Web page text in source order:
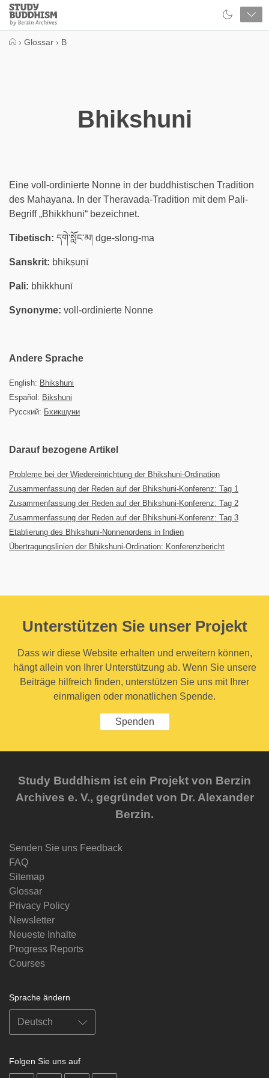
Close
Study
Buddhism
› Glossar › B
Bhikshuni
Eine voll-ordinierte Nonne in der buddhistischen Tradition
des Mahayana. In der Theravada-Tradition mit dem Pali-
Begriff „Bhikkhuni“ bezeichnet.
Tibetisch: དགེ་སློང་མ། dge-slong-ma
Sanskrit: bhikṣuṇī
Pali: bhikkhunī
Synonyme: voll-ordinierte Nonne
Andere Sprache
English: Bhikshuni
Español: Bikshuni
Русский: Бхикшуни
Darauf bezogene Artikel
Probleme bei der Wiedereinrichtung der Bhikshuni-Ordination
Zusammenfassung der Reden auf der Bhikshuni-Konferenz: Tag 1
Zusammenfassung der Reden auf der Bhikshuni-Konferenz: Tag 2
Zusammenfassung der Reden auf der Bhikshuni-Konferenz: Tag 3
Etablierung des Bhikshuni-Nonnenordens in Indien
Übertragungslinien der Bhikshuni-Ordination: Konferenzbericht
Unterstützen Sie unser Projekt
Dass wir diese Website erhalten und erweitern können,
hängt allein von Ihrer Unterstützung ab. Wenn Sie unsere
Beiträge hilfreich finden, unterstützen Sie uns mit Ihrer
einmaligen oder monatlichen Spende.
Spenden
Study Buddhism ist ein Projekt von Berzin
Archives e. V., gegründet von Dr. Alexander
Berzin.
Senden Sie uns Feedback
FAQ
Sitemap
Glossar
Privacy Policy
Newsletter
Neueste Inhalte
Progress Reports
Courses
Sprache ändern
Folgen Sie uns auf